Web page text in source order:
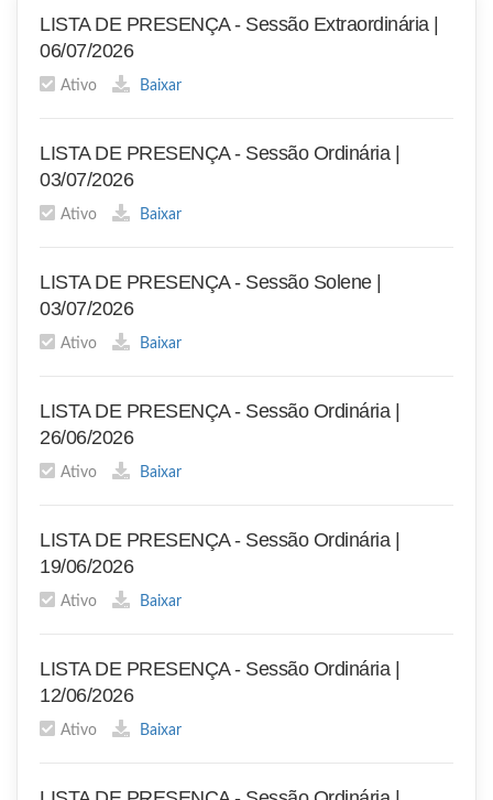
LISTA DE PRESENÇA - Sessão Extraordinária |
06/07/2026
Ativo Baixar
LISTA DE PRESENÇA - Sessão Ordinária |
03/07/2026
Ativo Baixar
LISTA DE PRESENÇA - Sessão Solene |
03/07/2026
Ativo Baixar
LISTA DE PRESENÇA - Sessão Ordinária |
26/06/2026
Ativo Baixar
LISTA DE PRESENÇA - Sessão Ordinária |
19/06/2026
Ativo Baixar
LISTA DE PRESENÇA - Sessão Ordinária |
12/06/2026
Ativo Baixar